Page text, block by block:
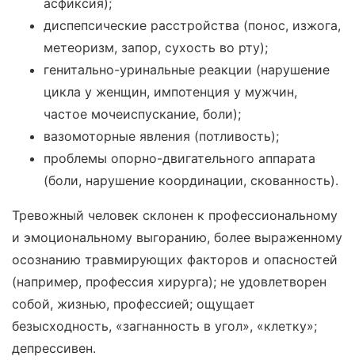
асфиксия);
диспепсические расстройства (понос, изжога,
метеоризм, запор, сухость во рту);
генитально-уринальные реакции (нарушение
цикла у женщин, импотенция у мужчин,
частое мочеиспускание, боли);
вазомоторные явления (потливость);
проблемы опорно-двигательного аппарата
(боли, нарушение координации, скованность).
Тревожный человек склонен к профессиональному
и эмоциональному выгоранию, более выраженному
осознанию травмирующих факторов и опасностей
(например, профессия хирурга); не удовлетворен
собой, жизнью, профессией; ощущает
безысходность, «загнанность в угол», «клетку»;
депрессивен.